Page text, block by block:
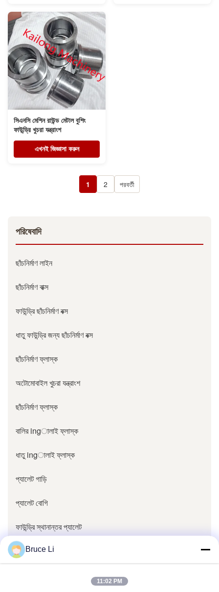
সিএনসি মেশিন রাউন্ড মেটাল বুশিং
ফাউন্ড্রি খুচরা যন্ত্রাংশ
এখনই জিজ্ঞাসা করুন
1 2 পরবর্তী
পরিষেবাদি
ছাঁচনির্মাণ লাইন
ছাঁচনির্মাণ বাক্স
ফাউন্ড্রি ছাঁচনির্মাণ বক্স
ধাতু ফাউন্ড্রি জন্য ছাঁচনির্মাণ বক্স
ছাঁচনির্মাণ ফ্লাস্ক
অটোমোবাইল খুচরা যন্ত্রাংশ
ছাঁচনির্মাণ ফ্লাস্ক
বালির ingালাই ফ্লাস্ক
ধাতু ingালাই ফ্লাস্ক
প্যালেট গাড়ি
প্যালেট বোগি
ফাউন্ড্রি স্থানান্তর প্যালেট
ফাউন্ড্রি অংশ
Bruce Li
11:02 PM